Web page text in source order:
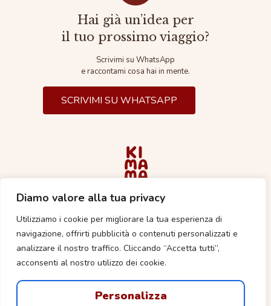
Diamo valore alla tua privacy
Utilizziamo i cookie per migliorare la tua esperienza di
navigazione, offrirti pubblicità o contenuti personalizzati e
analizzare il nostro traffico. Cliccando “Accetta tutti”,
acconsenti al nostro utilizzo dei cookie.
Personalizza
Hai già un’idea per
il tuo prossimo viaggio?
Scrivimi su WhatsApp
e raccontami cosa hai in mente.
SCRIVIMI SU WHATSAPP
37029 S. Pietro in Cariano (VR)
045 680 1935
info@kimamaviaggi.it
SI RICEVE SOLO SU
APPUNTAMENTO